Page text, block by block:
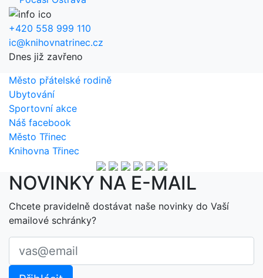
+420 558 999 110
ic@knihovnatrinec.cz
Dnes již zavřeno
Město přátelské rodině
Ubytování
Sportovní akce
Náš facebook
Město Třinec
Knihovna Třinec
NOVINKY NA E-MAIL
Chcete pravidelně dostávat naše novinky do Vaší
emailové schránky?